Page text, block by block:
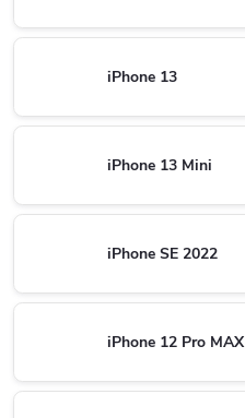
iPhone 13
iPhone 13 Mini
iPhone SE 2022
iPhone 12 Pro MAX